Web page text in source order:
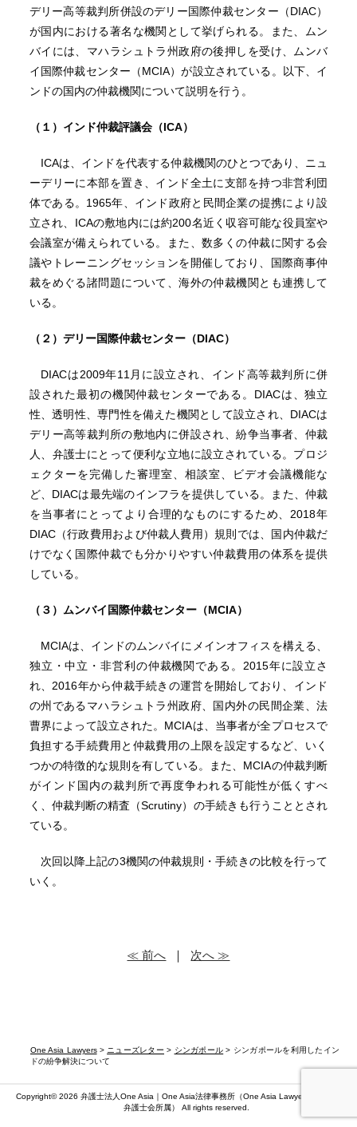
One Asia Lawyers> ニューズレター > シンガポール > シンガポールを利用したイン
ドの紛争解決について
デリー高等裁判所併設のデリー国際仲裁センター（DIAC）
が国内における著名な機関として挙げられる。また、ムン
バイには、マハラシュトラ州政府の後押しを受け、ムンバ
イ国際仲裁センター（MCIA）が設立されている。以下、イ
ンドの国内の仲裁機関について説明を行う。
（１）インド仲裁評議会（ICA）
ICAは、インドを代表する仲裁機関のひとつであり、ニュ
ーデリーに本部を置き、インド全土に支部を持つ非営利団
体である。1965年、インド政府と民間企業の提携により設
立され、ICAの敷地内には約200名近く収容可能な役員室や
会議室が備えられている。また、数多くの仲裁に関する会
議やトレーニングセッションを開催しており、国際商事仲
裁をめぐる諸問題について、海外の仲裁機関とも連携して
いる。
（２）デリー国際仲裁センター（DIAC）
DIACは2009年11月に設立され、インド高等裁判所に併
設された最初の機関仲裁センターである。DIACは、独立
性、透明性、専門性を備えた機関として設立され、DIACは
デリー高等裁判所の敷地内に併設され、紛争当事者、仲裁
人、弁護士にとって便利な立地に設立されている。プロジ
ェクターを完備した審理室、相談室、ビデオ会議機能な
ど、DIACは最先端のインフラを提供している。また、仲裁
を当事者にとってより合理的なものにするため、2018年
DIAC（行政費用および仲裁人費用）規則では、国内仲裁だ
けでなく国際仲裁でも分かりやすい仲裁費用の体系を提供
している。
（３）ムンバイ国際仲裁センター（MCIA）
MCIAは、インドのムンバイにメインオフィスを構える、
独立・中立・非営利の仲裁機関である。2015年に設立さ
れ、2016年から仲裁手続きの運営を開始しており、インド
の州であるマハラシュトラ州政府、国内外の民間企業、法
曹界によって設立された。MCIAは、当事者が全プロセスで
負担する手続費用と仲裁費用の上限を設定するなど、いく
つかの特徴的な規則を有している。また、MCIAの仲裁判断
がインド国内の裁判所で再度争われる可能性が低くすべ
く、仲裁判断の精査（Scrutiny）の手続きも行うこととされ
ている。
次回以降上記の3機関の仲裁規則・手続きの比較を行って
いく。
≪ 前へ ｜ 次へ ≫
Copyright© 2026 弁護士法人One Asia｜One Asia法律事務所（One Asia Lawyers
弁護士会所属） All rights reserved.